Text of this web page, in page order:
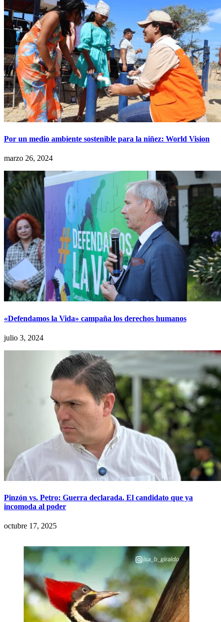
Por un medio ambiente sostenible para la niñez: World Vision
marzo 26, 2024
«Defendamos la Vida» campaña los derechos humanos
julio 3, 2024
Pinzón vs. Petro: Guerra declarada. El candidato que ya
incomoda al poder
octubre 17, 2025